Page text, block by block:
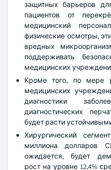
защитных барьеров
пациентов от
медицинский
физические осмотры,
вредных
поддерживать
медицинских
Кроме того, по мере
медицинских
диагностики
диагностических
будет расти
Хирургический
миллиона
ожидается, будет
рост на уровне 12,4%